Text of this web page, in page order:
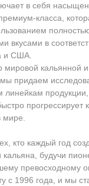
в себя
класса,
вкусами в
и США.
мировой кальянной
придаем
линейкам
прогрессирует
мире.
кто каждый год
кальяна, будучи
превосходному
с 1996 года, и мы